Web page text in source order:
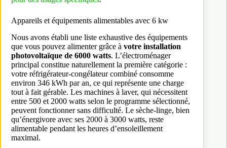
Appareils et équipements alimentables avec 6 kw
Nous avons établi une liste exhaustive des équipements
que vous pouvez alimenter grâce à votre installation
photovoltaïque de 6000 watts. L’électroménager
principal constitue naturellement la première catégorie :
votre réfrigérateur-congélateur combiné consomme
environ 346 kWh par an, ce qui représente une charge
tout à fait gérable. Les machines à laver, qui nécessitent
entre 500 et 2000 watts selon le programme sélectionné,
peuvent fonctionner sans difficulté. Le sèche-linge, bien
qu’énergivore avec ses 2000 à 3000 watts, reste
alimentable pendant les heures d’ensoleillement
maximal.